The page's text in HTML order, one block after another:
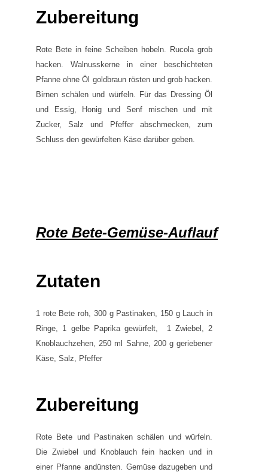
Zubereitung
Rote Bete in feine Scheiben hobeln. Rucola grob
hacken. Walnusskerne in einer beschichteten
Pfanne ohne Öl goldbraun rösten und grob hacken.
Birnen schälen und würfeln. Für das Dressing Öl
und Essig, Honig und Senf mischen und mit
Zucker, Salz und Pfeffer abschmecken, zum
Schluss den gewürfelten Käse darüber geben.
Rote Bete-Gemüse-Auflauf
Zutaten
1 rote Bete roh, 300 g Pastinaken, 150 g Lauch in
Ringe, 1 gelbe Paprika gewürfelt, 1 Zwiebel, 2
Knoblauchzehen, 250 ml Sahne, 200 g geriebener
Käse, Salz, Pfeffer
Zubereitung
Rote Bete und Pastinaken schälen und würfeln.
Die Zwiebel und Knoblauch fein hacken und in
einer Pfanne andünsten. Gemüse dazugeben und